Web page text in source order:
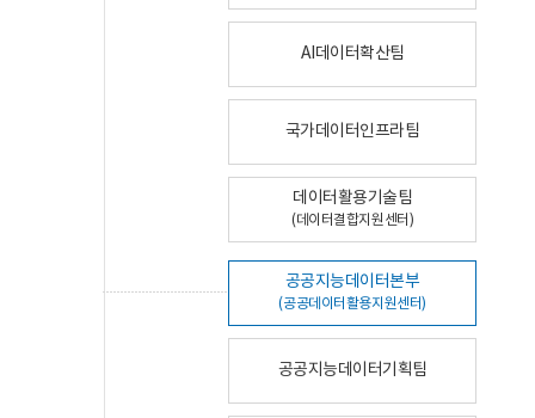
AI데이터확산팀
국가데이터인프라팀
데이터활용기술팀
(데이터결합지원센터)
공공지능데이터본부
(공공데이터활용지원센터)
공공지능데이터기획팀